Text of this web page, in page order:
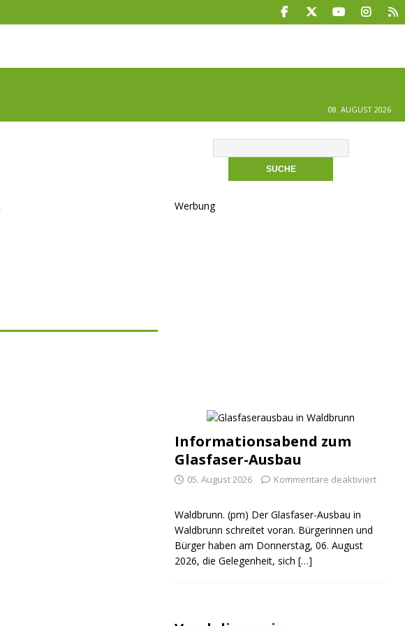
08. AUGUST 2026
Werbung
Informationsabend zum
Glasfaser-Ausbau
05. August 2026 Kommentare deaktiviert
Waldbrunn. (pm) Der Glasfaser-Ausbau in
Waldbrunn schreitet voran. Bürgerinnen und
Bürger haben am Donnerstag, 06. August
2026, die Gelegenheit, sich […]